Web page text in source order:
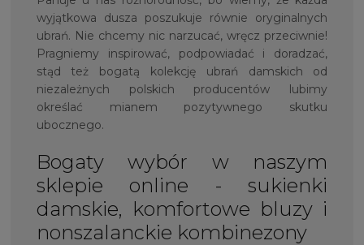
wyjątkowa dusza poszukuje równie oryginalnych
ubrań. Nie chcemy nic narzucać, wręcz przeciwnie!
Pragniemy inspirować, podpowiadać i doradzać,
stąd też bogatą kolekcję ubrań damskich od
niezależnych polskich producentów lubimy
określać mianem pozytywnego skutku
ubocznego.
Bogaty wybór w naszym
sklepie online - sukienki
damskie, komfortowe bluzy i
nonszalanckie kombinezony